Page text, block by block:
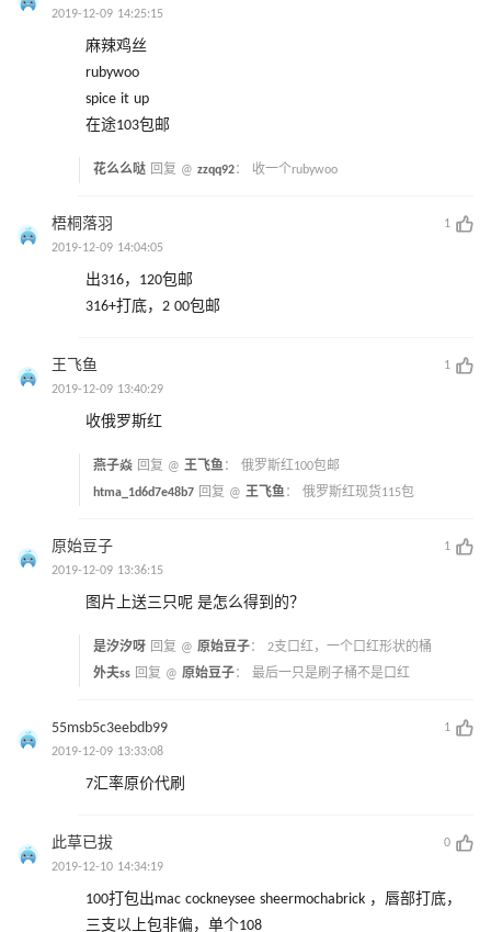
2019-12-09 14:25:15
麻辣鸡丝
rubywoo
spice it up
在途103包邮
花么么哒 回复 @ zzqq92： 收一个rubywoo
梧桐落羽
1
2019-12-09 14:04:05
出316，120包邮
316+打底，2 00包邮
王飞鱼
1
2019-12-09 13:40:29
收俄罗斯红
燕子焱 回复 @ 王飞鱼： 俄罗斯红100包邮
htma_1d6d7e48b7 回复 @ 王飞鱼： 俄罗斯红现货115包
原始豆子
1
2019-12-09 13:36:15
图片上送三只呢 是怎么得到的？
是汐汐呀 回复 @ 原始豆子： 2支口红，一个口红形状的桶
外夫ss 回复 @ 原始豆子： 最后一只是刷子桶不是口红
55msb5c3eebdb99
1
2019-12-09 13:33:08
7汇率原价代刷
此草已拔
0
2019-12-10 14:34:19
100打包出mac cockneysee sheermochabrick ，唇部打底，
三支以上包非偏，单个108